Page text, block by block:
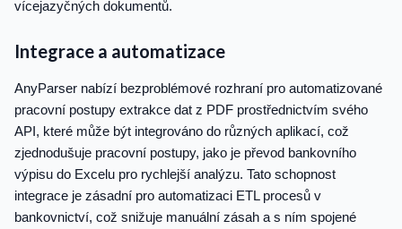
vícejazyčných dokumentů.
Integrace a automatizace
AnyParser nabízí bezproblémové rozhraní pro automatizované
pracovní postupy extrakce dat z PDF prostřednictvím svého
API, které může být integrováno do různých aplikací, což
zjednodušuje pracovní postupy, jako je převod bankovního
výpisu do Excelu pro rychlejší analýzu. Tato schopnost
integrace je zásadní pro automatizaci ETL procesů v
bankovnictví, což snižuje manuální zásah a s ním spojené